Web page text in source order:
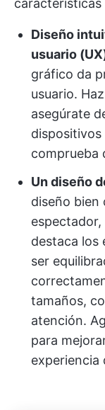
características
Diseño
usuario
gráfico da
usuario.
asegúrate
comprueba
Un diseño
diseño bien
espectador,
destaca los
ser
tamaños,
atención.
para
experiencia